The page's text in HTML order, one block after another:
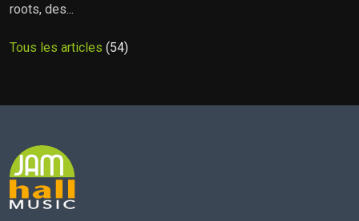
roots, des...
Tous les articles (54)